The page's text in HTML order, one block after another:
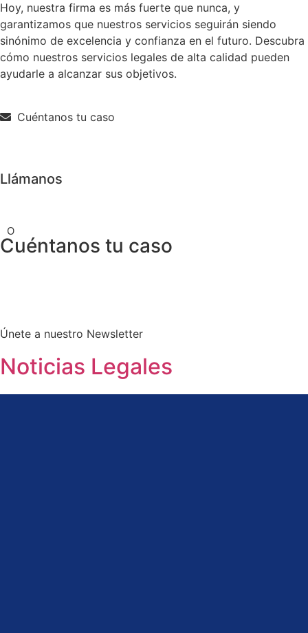
Hoy, nuestra firma es más fuerte que nunca, y
garantizamos que nuestros servicios seguirán siendo
sinónimo de excelencia y confianza en el futuro. Descubra
cómo nuestros servicios legales de alta calidad pueden
ayudarle a alcanzar sus objetivos.
Cuéntanos tu caso
Llámanos
O
Cuéntanos tu caso
Únete a nuestro Newsletter
Noticias Legales